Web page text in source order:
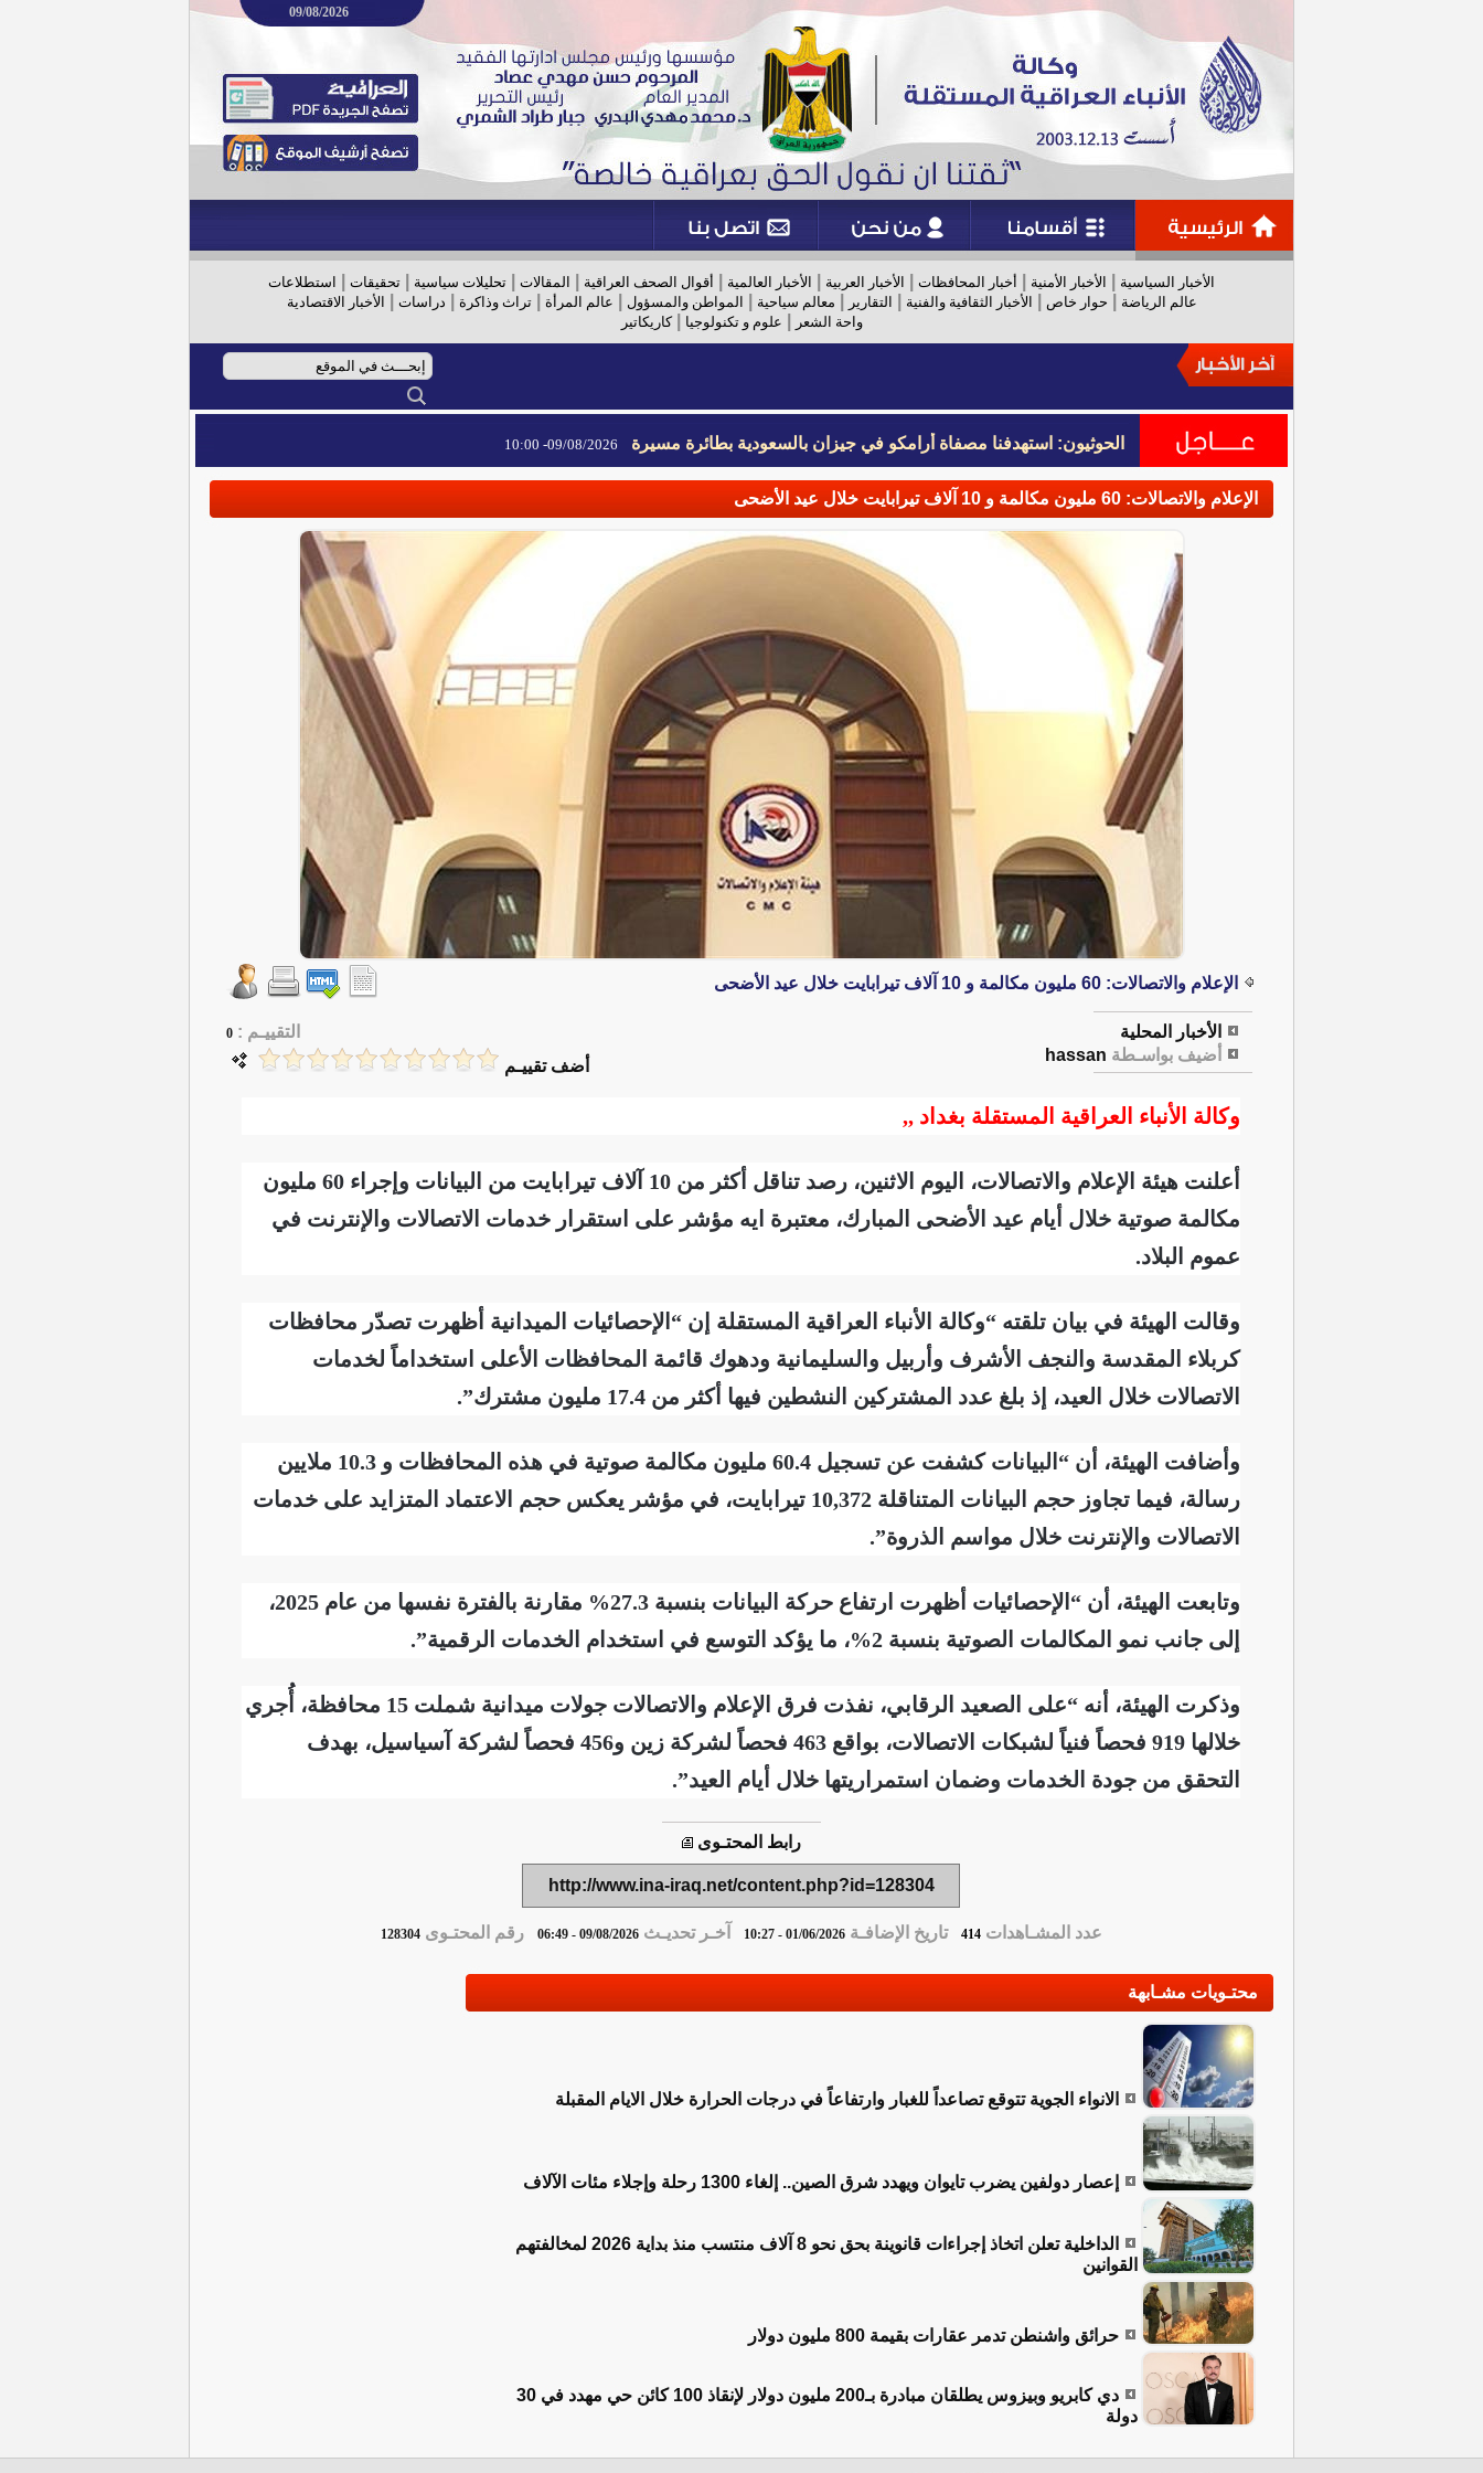
09/08/2026
الأخبار السياسية الأخبار الأمنية أخبار المحافظات الأخبار العربية الأخبار العالمية أقوال الصحف العراقية المقالات تحليلات سياسية تحقيقات
استطلاعات
عالم الرياضة
حوار خاص الأخبار الثقافية والفنية التقارير معالم سياحية المواطن والمسؤول عالم المرأة |تراث وذاكرة دراسات
الأخبار الاقتصادية
واحة الشعر
علوم و تكنولوجيا |كاريكاتير
الحوثيون: استهدفنا مصفاة أرامكو في جيزان بالسعودية بطائرة مسيرة 09/08/2026- 10:00
الحوثيون: استهدفنا مصفاة أرامكو في جيزان بالسعودية بطائرة مسيرة 09/08/2026- 10:00
الإعلام والاتصالات: 60 مليون مكالمة و 10 آلاف تيرابايت خلال عيد الأضحى
الإعلام والاتصالات: 60 مليون مكالمة و 10 آلاف تيرابايت خلال عيد الأضحى
الأخبار المحلية التقييـم : 0
أضيف بواسـطة hassan
أضف تقييـم
وكالة الأنباء العراقية المستقلة بغداد ,,
أعلنت هيئة الإعلام والاتصالات، اليوم الاثنين، رصد تناقل أكثر من 10 آلاف تيرابايت من البيانات وإجراء 60 مليون
مكالمة صوتية خلال أيام عيد الأضحى المبارك، معتبرة ايه مؤشر على استقرار خدمات الاتصالات والإنترنت في
عموم البلاد.
وقالت الهيئة في بيان تلقته “وكالة الأنباء العراقية المستقلة إن “الإحصائيات الميدانية أظهرت تصدّر محافظات
كربلاء المقدسة والنجف الأشرف وأربيل والسليمانية ودهوك قائمة المحافظات الأعلى استخداماً لخدمات
الاتصالات خلال العيد، إذ بلغ عدد المشتركين النشطين فيها أكثر من 17.4 مليون مشترك”.
وأضافت الهيئة، أن “البيانات كشفت عن تسجيل 60.4 مليون مكالمة صوتية في هذه المحافظات و 10.3 ملايين
رسالة، فيما تجاوز حجم البيانات المتناقلة 10,372 تيرابايت، في مؤشر يعكس حجم الاعتماد المتزايد على خدمات
الاتصالات والإنترنت خلال مواسم الذروة”.
وتابعت الهيئة، أن “الإحصائيات أظهرت ارتفاع حركة البيانات بنسبة 27.3% مقارنة بالفترة نفسها من عام 2025،
إلى جانب نمو المكالمات الصوتية بنسبة 2%، ما يؤكد التوسع في استخدام الخدمات الرقمية”.
وذكرت الهيئة، أنه “على الصعيد الرقابي، نفذت فرق الإعلام والاتصالات جولات ميدانية شملت 15 محافظة، أُجري
خلالها 919 فحصاً فنياً لشبكات الاتصالات، بواقع 463 فحصاً لشركة زين و456 فحصاً لشركة آسياسيل، بهدف
التحقق من جودة الخدمات وضمان استمراريتها خلال أيام العيد”.
رابط المحتـوى
http://www.ina-iraq.net/content.php?id=128304
عدد المشـاهدات414 تاريخ الإضافـة01/06/2026 - 10:27 آخـر تحديـث09/08/2026 - 06:49 رقم المحتـوى128304
محتـويات مشـابهة
الانواء الجوية تتوقع تصاعداً للغبار وارتفاعاً في درجات الحرارة خلال الايام المقبلة
إعصار دولفين يضرب تايوان ويهدد شرق الصين.. إلغاء 1300 رحلة وإجلاء مئات الآلاف
الداخلية تعلن اتخاذ إجراءات قانوينة بحق نحو 8 آلاف منتسب منذ بداية 2026 لمخالفتهم
القوانين
حرائق واشنطن تدمر عقارات بقيمة 800 مليون دولار
دي كابريو وبيزوس يطلقان مبادرة بـ200 مليون دولار لإنقاذ 100 كائن حي مهدد في 30
دولة